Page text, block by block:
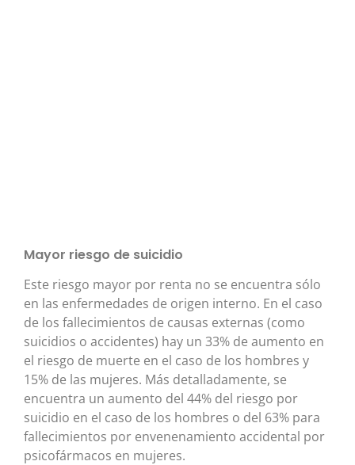
Mayor riesgo de suicidio
Este riesgo mayor por renta no se encuentra sólo
en las enfermedades de origen interno. En el caso
de los fallecimientos de causas externas (como
suicidios o accidentes) hay un 33% de aumento en
el riesgo de muerte en el caso de los hombres y
15% de las mujeres. Más detalladamente, se
encuentra un aumento del 44% del riesgo por
suicidio en el caso de los hombres o del 63% para
fallecimientos por envenenamiento accidental por
psicofármacos en mujeres.